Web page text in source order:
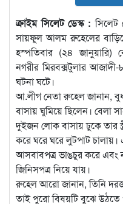
ক্রাইম সিলেট ডেস্ক : সিলেট
সায়ফুল আলম রুহেলের
হস্পতিবার (২৪ জানুয়ারি)
নগরীর মিরবক্সটুলার
ঘটনা ঘটে।
আ.লীগ নেতা রুহেল জানান,
বাসায় ঘুমিয়ে ছিলেন। বেলা
দুইজন লোক বাসায় ঢুকে তার
করে ঘরে ঘরে লুটপাট
আসবাবপত্র ভাঙচুর করে এবং
জিনিসপত্র নিয়ে যায়।
রুহেল আরো জানান, তিনি
তাই পুরো বিষয়টি বুঝে উঠতে